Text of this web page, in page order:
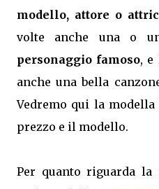
modello, attore o
volte anche una o
personaggio famoso, e
anche una bella
Vedremo qui la
prezzo e il modello.
Per quanto riguarda la